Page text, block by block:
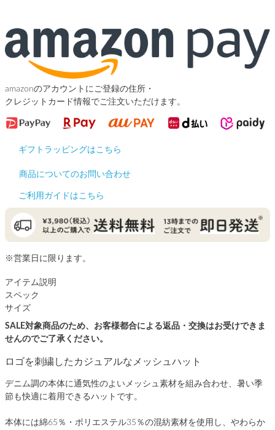
amazonのアカウントにご登録の住所・
クレジットカード情報でご注文いただけます。
ギフトラッピングはこちら
商品についてのお問い合わせ
ご利用ガイドはこちら
※営業日に限ります。
アイテム説明
スペック
サイズ
SALE対象商品のため、お客様都合による返品・交換はお受けできま
せんのでご了承ください。
ロゴを刺繍したカジュアルなメッシュハット
デニム調の本体に通気性のよいメッシュ素材を組み合わせ、暑い季
節も快適に着用できるハットです。
本体には綿65％・ポリエステル35％の混紡素材を使用し、やわらか